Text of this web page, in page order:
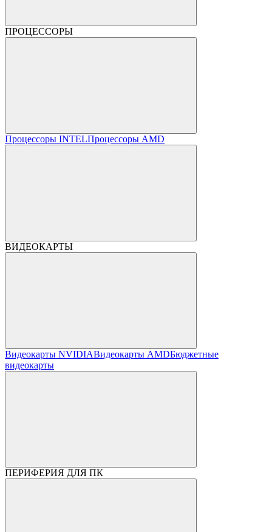
ПРОЦЕССОРЫ
Процессоры INTELПроцессоры AMD
ВИДЕОКАРТЫ
Видеокарты NVIDIAВидеокарты AMDБюджетные
видеокарты
ПЕРИФЕРИЯ ДЛЯ ПК